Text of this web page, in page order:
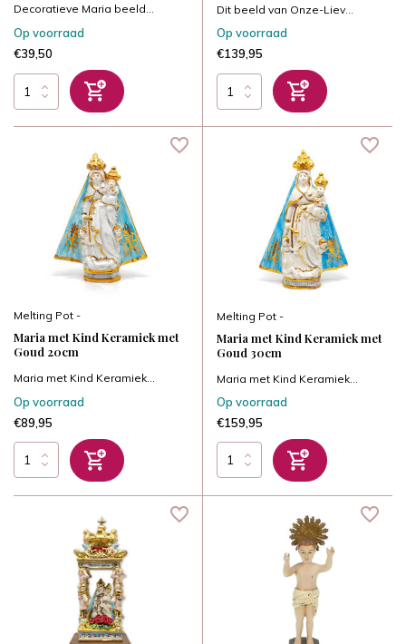
Decoratieve Maria beeld...
Op voorraad
€39,50
Dit beeld van Onze-Liev...
Op voorraad
€139,95
Melting Pot -
Maria met Kind Keramiek met
Goud 20cm
Maria met Kind Keramiek...
Op voorraad
€89,95
Melting Pot -
Maria met Kind Keramiek met
Goud 30cm
Maria met Kind Keramiek...
Op voorraad
€159,95